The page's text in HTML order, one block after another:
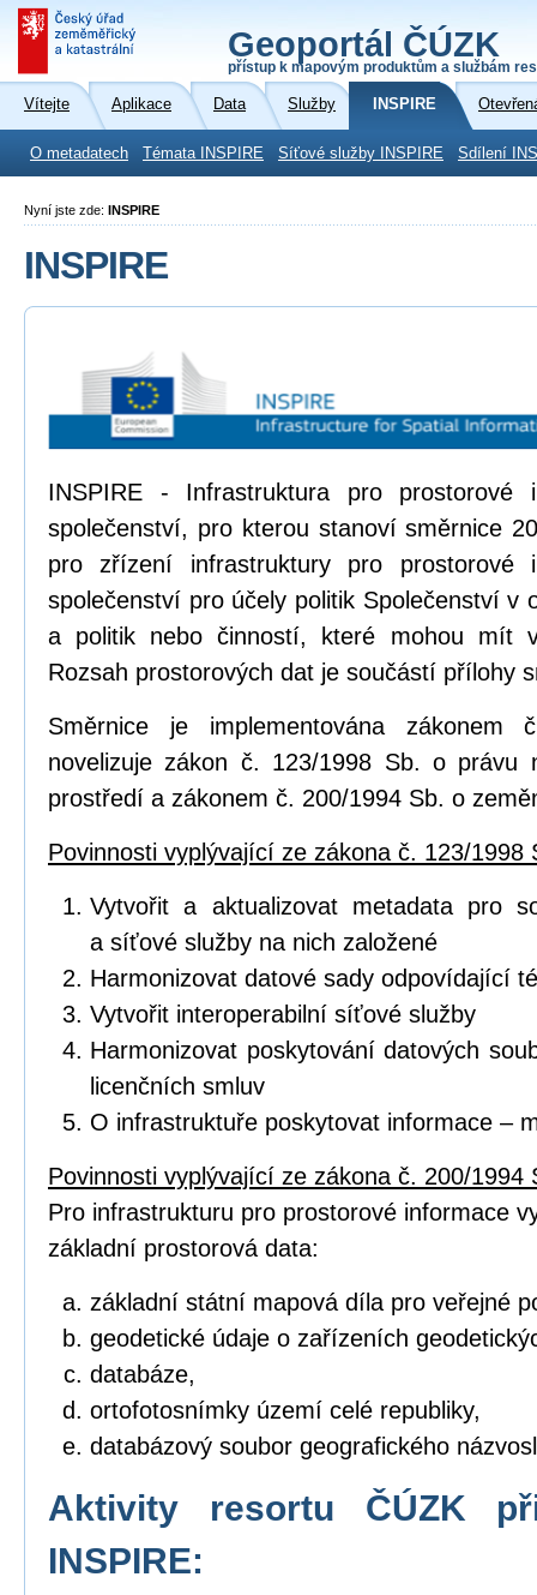
Geoportál ČÚZK
přístup k mapovým produktům a službám
Vítejte Aplikace Data Služby INSPIRE
O metadatech Témata INSPIRE Síťové služby INSPIRE Sdílení
Nyní jste zde: INSPIRE
INSPIRE
INSPIRE - Infrastruktura pro prostorové
společenství, pro kterou stanoví směrnice
pro zřízení infrastruktury pro prostorové
společenství pro účely politik Společenství v
a politik nebo činností, které mohou mít
Rozsah prostorových dat je součástí přílohy
Směrnice je implementována
novelizuje zákon č. 123/1998 Sb. o právu
prostředí a zákonem č. 200/1994 Sb. o
Povinnosti vyplývající ze zákona č. 123/1998
Vytvořit a aktualizovat metadata pro
a síťové služby na nich založené
Harmonizovat datové sady odpovídající
Vytvořit interoperabilní síťové služby
Harmonizovat poskytování datových
licenčních smluv
O infrastruktuře poskytovat informace –
Povinnosti vyplývající ze zákona č. 200/1994
Pro infrastrukturu pro prostorové informace
základní prostorová data:
základní státní mapová díla pro veřejné
geodetické údaje o zařízeních
databáze,
ortofotosnímky území celé republiky,
databázový soubor geografického
Aktivity resortu ČÚZK
INSPIRE: